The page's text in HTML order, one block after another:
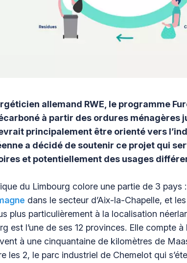
allemand RWE, le programme
à partir des ordures ménagères
principalement être orienté vers
a décidé de soutenir ce projet qui
et potentiellement des usages
du Limbourg colore une partie de 3 pays
dans le secteur d’Aix-la-Chapelle, et
plus particulièrement à la localisation
est l’une de ses 12 provinces. Elle compte à
à une cinquantaine de kilomètres de
les 2, le parc industriel de Chemelot qui